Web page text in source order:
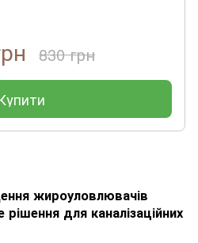
830 грн
жироуловлювачів
для каналізаційних